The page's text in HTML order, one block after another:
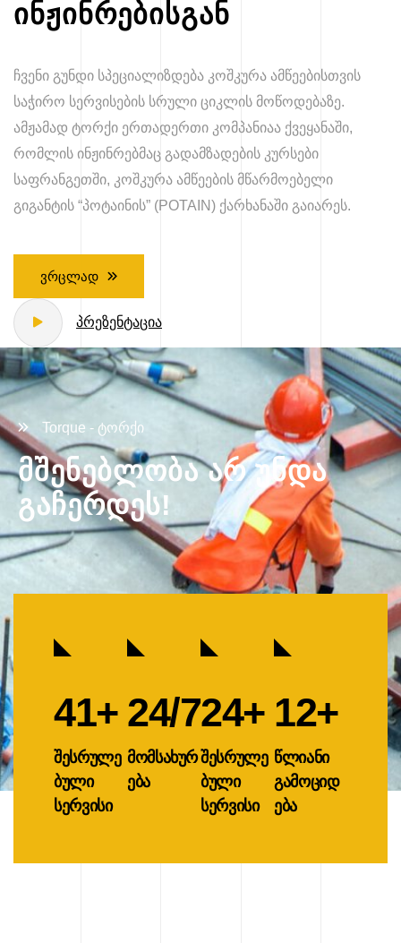
ინჟინრებისგან
ჩვენი გუნდი სპეციალიზდება კოშკურა ამწეებისთვის
საჭირო სერვისების სრული ციკლის მოწოდებაზე.
ამჟამად ტორქი ერთადერთი კომპანიაა ქვეყანაში,
რომლის ინჟინრებმაც გადამზადების კურსები
საფრანგეთში, კოშკურა ამწეების მწარმოებელი
გიგანტის “პოტაინის” (POTAIN) ქარხანაში გაიარეს.
Ვრცლად
Პრეზენტაცია
Torque - ტორქი
მშენებლობა არ უნდა
გაჩერდეს!
50+
შესრულე
ბული
სერვისი
24/7
მომსახურ
ება
30+
შესრულე
ბული
სერვისი
15+
წლიანი
გამოციდ
ება